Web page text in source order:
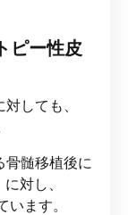
ピー性皮
しても、
骨髄移植後に
対し、
ます。